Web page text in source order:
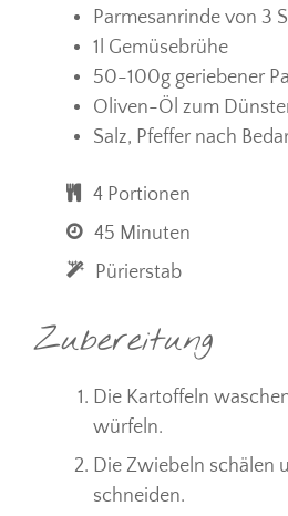
Parmesanrinde von 3
1l Gemüsebrühe
50-100g geriebener
Oliven-Öl zum
Salz, Pfeffer nach
4 Portionen
45 Minuten
Pürierstab
Zubereitung
Die Kartoffeln
würfeln.
Die Zwiebeln schälen
schneiden.